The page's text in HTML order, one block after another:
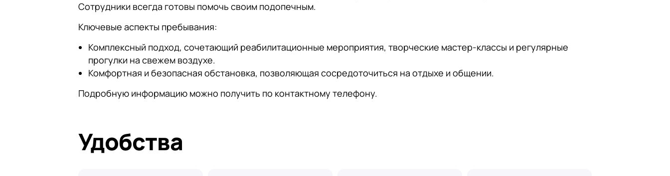
Сотрудники всегда готовы помочь своим подопечным.
Ключевые аспекты пребывания:
Комплексный подход, сочетающий реабилитационные мероприятия, творческие мастер-классы и регулярные
прогулки на свежем воздухе.
Комфортная и безопасная обстановка, позволяющая сосредоточиться на отдыхе и общении.
Подробную информацию можно получить по контактному телефону.
Удобства